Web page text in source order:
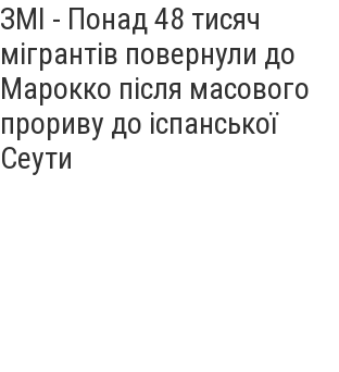
ЗМІ - Понад 48 тисяч
мігрантів повернули до
Марокко після масового
прориву до іспанської
Сеути